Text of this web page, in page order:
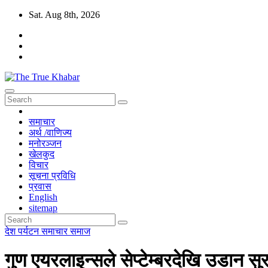
Skip
content
Sat. Aug 8th, 2026
The True Khabar
सत्य, निष्पक्ष र विश्वासिलो खबर True, Fair And Reliable News
समाचार
अर्थ /वाणिज्य
मनोरञ्जन
खेलकुद
विचार
सूचना प्रविधि
प्रवास
English
sitemap
देशपर्यटनसमाचारसमाज
गुण एयरलाइन्सले सेप्टेम्बरदेखि उडान